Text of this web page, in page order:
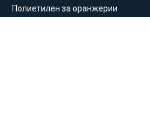
Полиетилен за оранжерии